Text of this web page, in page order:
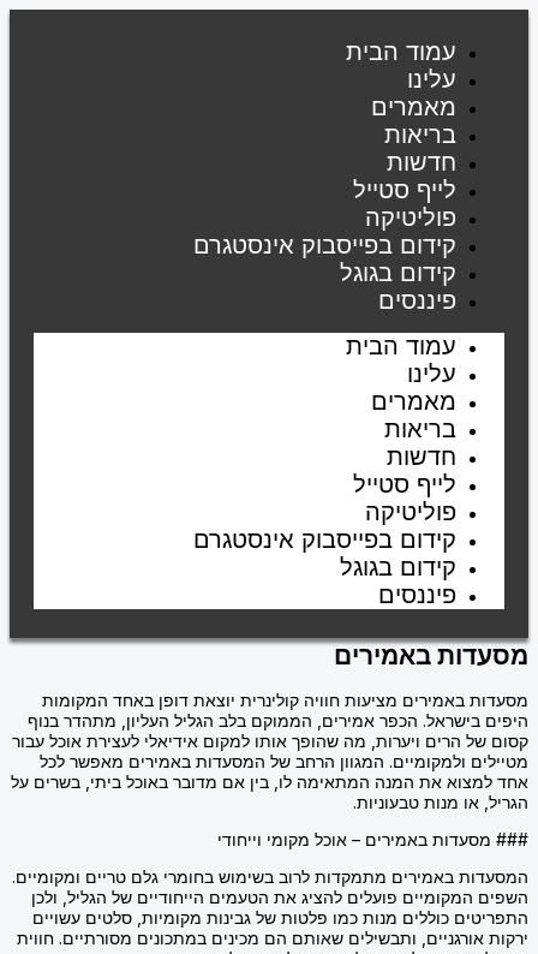
דילוג
עמוד הבית
עלינו
מאמרים
בריאות
חדשות
לייף סטייל
פוליטיקה
קידום בפייסבוק אינסטגרם
קידום בגוגל
פיננסים
עמוד הבית
עלינו
מאמרים
בריאות
חדשות
לייף סטייל
פוליטיקה
קידום בפייסבוק אינסטגרם
קידום בגוגל
פיננסים
מסעדות באמירים
מסעדות באמירים מציעות חוויה קולינרית יוצאת דופן באחד המקומות
היפים בישראל. הכפר אמירים, הממוקם בלב הגליל העליון, מתהדר בנוף
קסום של הרים ויערות, מה שהופך אותו למקום אידיאלי לעצירת אוכל עבור
מטיילים ולמקומיים. המגוון הרחב של המסעדות באמירים מאפשר לכל
אחד למצוא את המנה המתאימה לו, בין אם מדובר באוכל ביתי, בשרים על
הגריל, או מנות טבעוניות.
### מסעדות באמירים – אוכל מקומי וייחודי
המסעדות באמירים מתמקדות לרוב בשימוש בחומרי גלם טריים ומקומיים.
השפים המקומיים פועלים להציג את הטעמים הייחודיים של הגליל, ולכן
התפריטים כוללים מנות כמו פלטות של גבינות מקומיות, סלטים עשויים
ירקות אורגניים, ותבשילים שאותם הם מכינים במתכונים מסורתיים. חווית